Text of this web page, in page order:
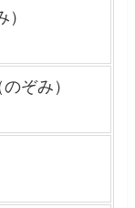
のぞみ）